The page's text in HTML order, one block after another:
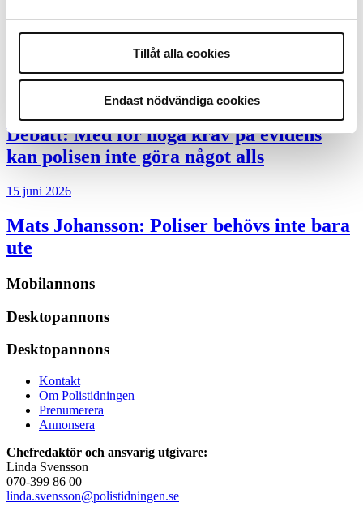
Tillåt alla cookies
Endast nödvändiga cookies
Det är inte evidenskrav som
bakbinder polisen
Debatt:Med för höga krav på evidens
kan polisen inte göra något alls
15 juni 2026
Mats Johansson: Poliser behövs inte bara
ute
Mobilannons
Desktopannons
Desktopannons
Kontakt
Om Polistidningen
Prenumerera
Annonsera
Chefredaktör och ansvarig utgivare:
Linda Svensson
070-399 86 00
linda.svensson@polistidningen.se